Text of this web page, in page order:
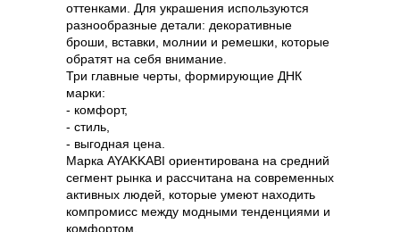
оттенками. Для украшения используются
разнообразные детали: декоративные
броши, вставки, молнии и ремешки, которые
обратят на себя внимание.
Три главные черты, формирующие ДНК
марки:
- комфорт,
- стиль,
- выгодная цена.
Марка AYAKKABI ориентирована на средний
сегмент рынка и рассчитана на современных
активных людей, которые умеют находить
компромисс между модными тенденциями и
комфортом.